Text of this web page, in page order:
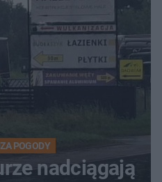
POGODY
nadciągają